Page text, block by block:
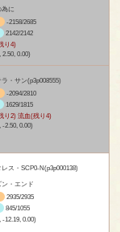
為に
-2158/2685
2142/2142
り4)
2.50, 0.00)
ラ・サン(p3p008555)
-2094/2810
1629/1815
り2) 流血(残り4)
-2.50, 0.00)
レス・SCP0-N(p3p000138)
ン・エンド
2935/2935
845/1055
-12.19, 0.00)